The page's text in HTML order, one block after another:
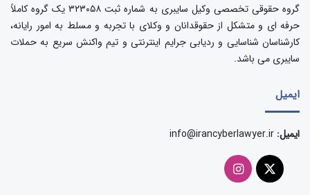
گروه حقوقی تخصصی وکیل سایبری به شماره ثبت ۳۲۳۰۵۸ یک گروه کاملاً
حرفه ای و متشکل از حقوقدانان و وکلای با تجربه و مسلط به امور رایانه،
کارشناسان شناسایی و ردیابی جرایم اینترنتی و تیم واکنش سریع به حملات
سایبری می باشد.
ایمیل
ایمیل: info@irancyberlawyer.ir